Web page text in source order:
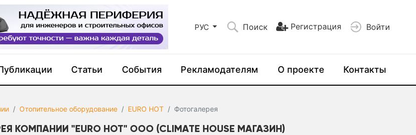
РУС Поиск Регистрация Войти
Статьи События Рекламодателям О проекте Контакты
Отопительное оборудование EURO HOT Фотогалерея
КОМПАНИИ "EURO HOT" ООО (CLIMATE HOUSE МАГАЗИН)